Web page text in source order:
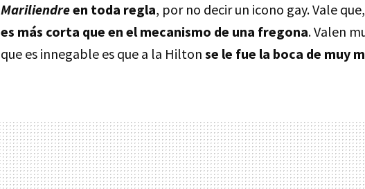
Mariliendreen toda regla, por no decir un icono gay. Vale
es más corta que en el mecanismo de una fregona. Valen
que es innegable es que a la Hilton se le fue la boca de muy